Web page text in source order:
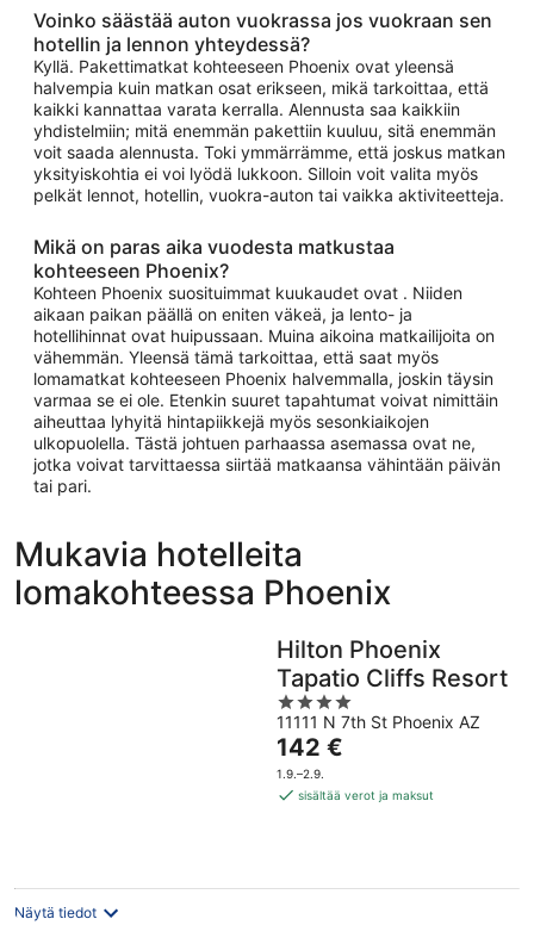
Voinko säästää auton vuokrassa jos vuokraan sen
hotellin ja lennon yhteydessä?
Kyllä. Pakettimatkat kohteeseen Phoenix ovat yleensä
halvempia kuin matkan osat erikseen, mikä tarkoittaa, että
kaikki kannattaa varata kerralla. Alennusta saa kaikkiin
yhdistelmiin; mitä enemmän pakettiin kuuluu, sitä enemmän
voit saada alennusta. Toki ymmärrämme, että joskus matkan
yksityiskohtia ei voi lyödä lukkoon. Silloin voit valita myös
pelkät lennot, hotellin, vuokra-auton tai vaikka aktiviteetteja.
Mikä on paras aika vuodesta matkustaa
kohteeseen Phoenix?
Kohteen Phoenix suosituimmat kuukaudet ovat . Niiden
aikaan paikan päällä on eniten väkeä, ja lento- ja
hotellihinnat ovat huipussaan. Muina aikoina matkailijoita on
vähemmän. Yleensä tämä tarkoittaa, että saat myös
lomamatkat kohteeseen Phoenix halvemmalla, joskin täysin
varmaa se ei ole. Etenkin suuret tapahtumat voivat nimittäin
aiheuttaa lyhyitä hintapiikkejä myös sesonkiaikojen
ulkopuolella. Tästä johtuen parhaassa asemassa ovat ne,
jotka voivat tarvittaessa siirtää matkaansa vähintään päivän
tai pari.
Mukavia hotelleita
lomakohteessa Phoenix
Hilton Phoenix
Tapatio Cliffs Resort
4
out
of
5
11111 N 7th St Phoenix AZ
Hinta
on
142 €
142 €
1.9.–2.9.
sisältää verot ja maksut
Näytä tiedot